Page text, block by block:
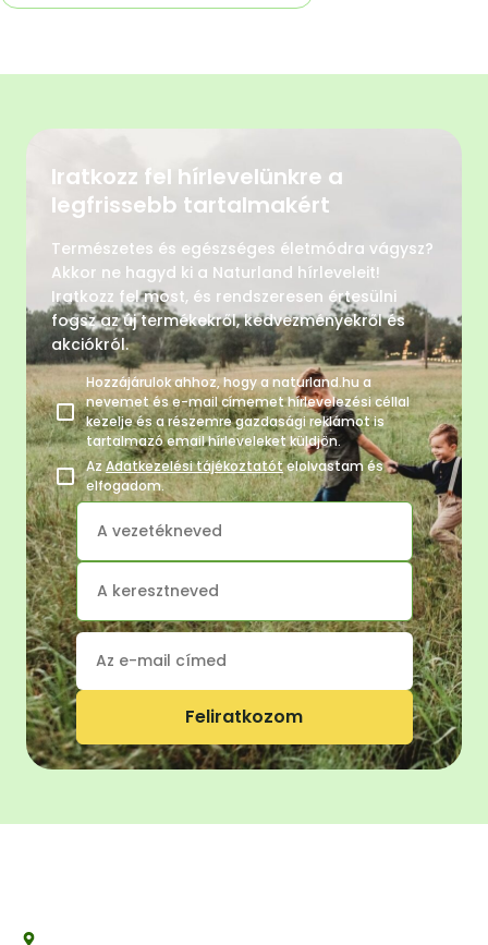
Iratkozz fel hírlevelünkre a
legfrissebb tartalmakért
Természetes és egészséges életmódra vágysz?
Akkor ne hagyd ki a Naturland hírleveleit!
Iratkozz fel most, és rendszeresen értesülni
fogsz az új termékekről, kedvezményekről és
akciókról.
Hozzájárulok ahhoz, hogy a naturland.hu a
nevemet és e-mail címemet hírlevelezési céllal
kezelje és a részemre gazdasági reklámot is
tartalmazó email hírleveleket küldjön.
AzAdatkezelési tájékoztatótelolvastam és
elfogadom.
Feliratkozom